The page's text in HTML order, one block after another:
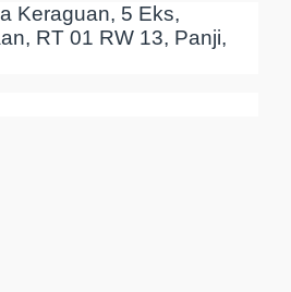
Keraguan, 5 Eks,
RT 01 RW 13, Panji,